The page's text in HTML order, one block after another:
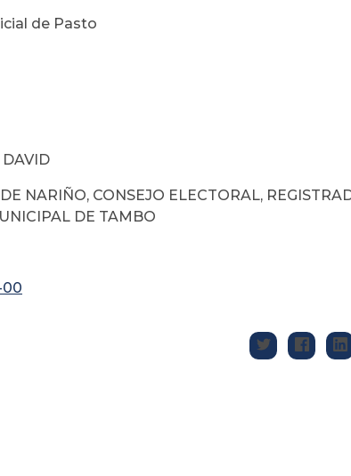
de Pasto
DAVID
NARIÑO, CONSEJO ELECTORAL,
DE TAMBO
00